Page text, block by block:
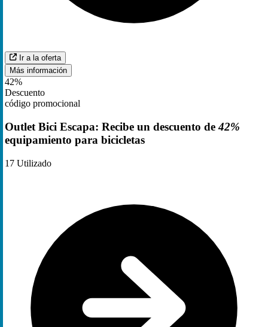
Ir a la oferta
Más información
42%
Descuento
código promocional
Outlet Bici Escapa: Recibe un descuento de42%
equipamiento para bicicletas
17 Utilizado